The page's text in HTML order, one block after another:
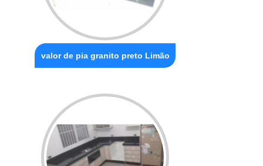
valor de pia granito preto Limão